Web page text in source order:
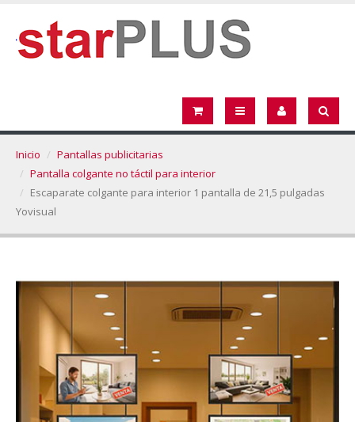
Inicio
Pantallas publicitarias
Pantalla colgante no táctil para interior
Escaparate colgante para interior 1 pantalla de 21,5 pulgadas
Yovisual